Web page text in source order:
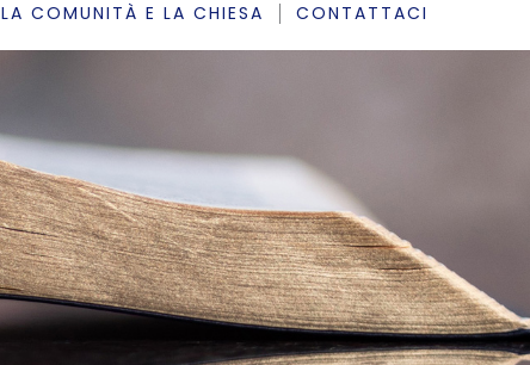
LA COMUNITÀ E LA CHIESA CONTATTACI